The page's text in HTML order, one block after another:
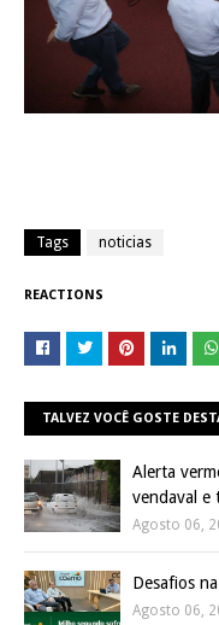
Tags noticias
REACTIONS
TALVEZ VOCÊ GOSTE
Alerta
vendaval e
Agosto 06,
Desafios
Agosto 06,